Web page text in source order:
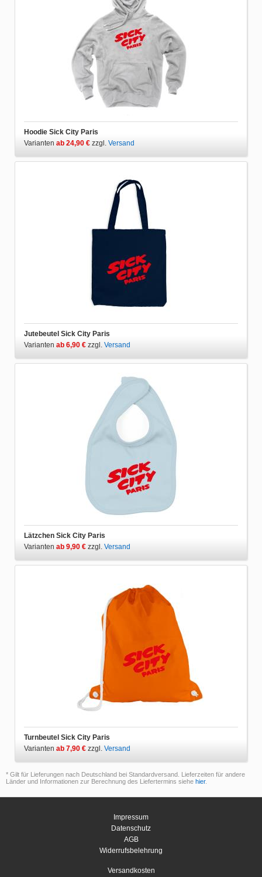
Hoodie Sick City Paris
Varianten ab 24,90 € zzgl. Versand
Jutebeutel Sick City Paris
Varianten ab 6,90 € zzgl. Versand
Lätzchen Sick City Paris
Varianten ab 9,90 € zzgl. Versand
Turnbeutel Sick City Paris
Varianten ab 7,90 € zzgl. Versand
* Gilt für Lieferungen nach Deutschland bei Standardversand. Lieferzeiten für andere
Länder und Informationen zur Berechnung des Liefertermins siehe hier.
Impressum
Datenschutz
AGB
Widerrufsbelehrung
Versandkosten